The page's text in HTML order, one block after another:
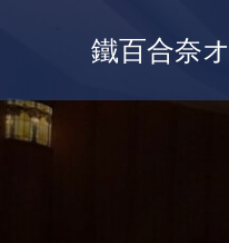
鐵百合奈